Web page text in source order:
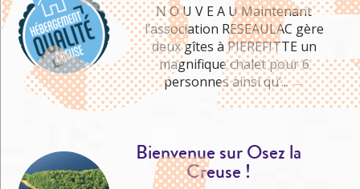
N O U V E A U Maintenant
l’association RESEAULAC gère
deux gîtes à PIEREFITTE un
magnifique chalet pour 6
personnes ainsi qu’...→
Bienvenue sur Osez la
Creuse !
Me cultiver